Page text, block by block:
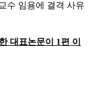
수 임용에 결격 사유
대표논문이 1편 이